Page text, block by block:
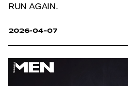
RUN AGAIN.
2026-04-07